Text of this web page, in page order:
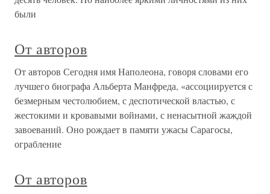
были
От авторов
От авторов Сегодня имя Наполеона, говоря словами его
лучшего биографа Альберта Манфреда, «ассоциируется с
безмерным честолюбием, с деспотической властью, с
жестокими и кровавыми войнами, с ненасытной жаждой
завоеваний. Оно рождает в памяти ужасы Сарагосы,
ограбление
От авторов